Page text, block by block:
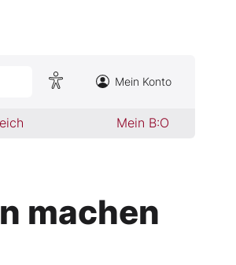
Mein Konto
Mein B:O
machen